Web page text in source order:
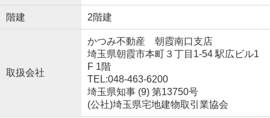
階建 2階建
取扱会社
かつみ不動産 朝霞南口支店
埼玉県朝霞市本町３丁目1-54 駅広ビル1
F 1階
TEL:048-463-6200
埼玉県知事 (9) 第13750号
(公社)埼玉県宅地建物取引業協会